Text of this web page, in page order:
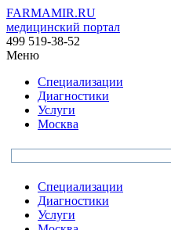
FARMAMIR.RU
медицинский портал
499 519-38-52
Меню
Специализации
Диагностики
Услуги
Москва
Специализации
Диагностики
Услуги